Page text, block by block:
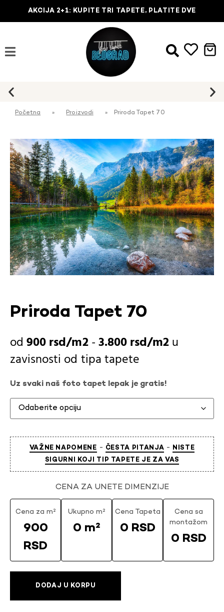
AKCIJA 2+1: KUPITE TRI TAPETE, PLATITE DVE
Početna » Proizvodi » Priroda Tapet 70
Priroda Tapet 70
900rsd -3.800rsd
u
zavisnosti od tipa tapete
Uz svaki naš foto tapet lepak je gratis!
VAŽNE NAPOMENE - ČESTA PITANJA - NISTE
SIGURNI KOJI TIP TAPETE JE ZA VAS
CENA ZA UNETE DIMENZIJE
Cena za m²
900
RSD
Ukupno m²
0 m²
Cena Tapeta
0 RSD
Cena sa
montažom
0 RSD
DODAJ U KORPU